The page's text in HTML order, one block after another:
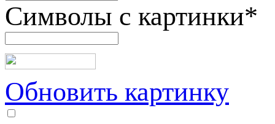
Символы с картинки*
Обновить картинку